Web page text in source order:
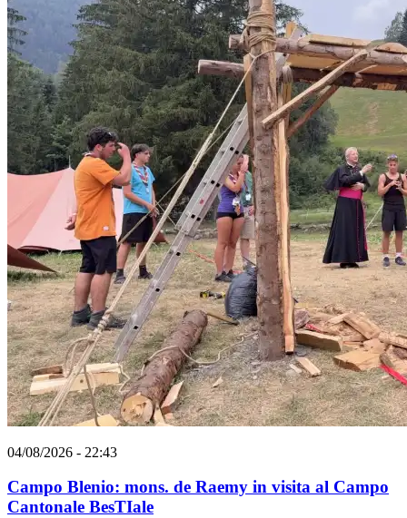
04/08/2026 - 22:43
Campo Blenio: mons. de Raemy in visita al Campo
Cantonale BesTIale